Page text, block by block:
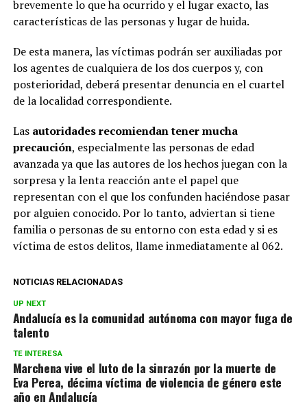
brevemente lo que ha ocurrido y el lugar exacto, las
características de las personas y lugar de huida.
De esta manera, las víctimas podrán ser auxiliadas por
los agentes de cualquiera de los dos cuerpos y, con
posterioridad, deberá presentar denuncia en el cuartel
de la localidad correspondiente.
Las autoridades recomiendan tener mucha
precaución, especialmente las personas de edad
avanzada ya que las autores de los hechos juegan con la
sorpresa y la lenta reacción ante el papel que
representan con el que los confunden haciéndose pasar
por alguien conocido. Por lo tanto, adviertan si tiene
familia o personas de su entorno con esta edad y si es
víctima de estos delitos, llame inmediatamente al 062.
NOTICIAS RELACIONADAS
UP NEXT
Andalucía es la comunidad autónoma con mayor fuga de
talento
TE INTERESA
Marchena vive el luto de la sinrazón por la muerte de
Eva Perea, décima víctima de violencia de género este
año en Andalucía